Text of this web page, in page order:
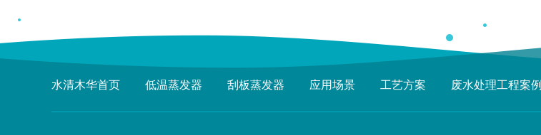
水清木华首页 低温蒸发器 刮板蒸发器 应用场景 工艺方案 废水处理工程案例